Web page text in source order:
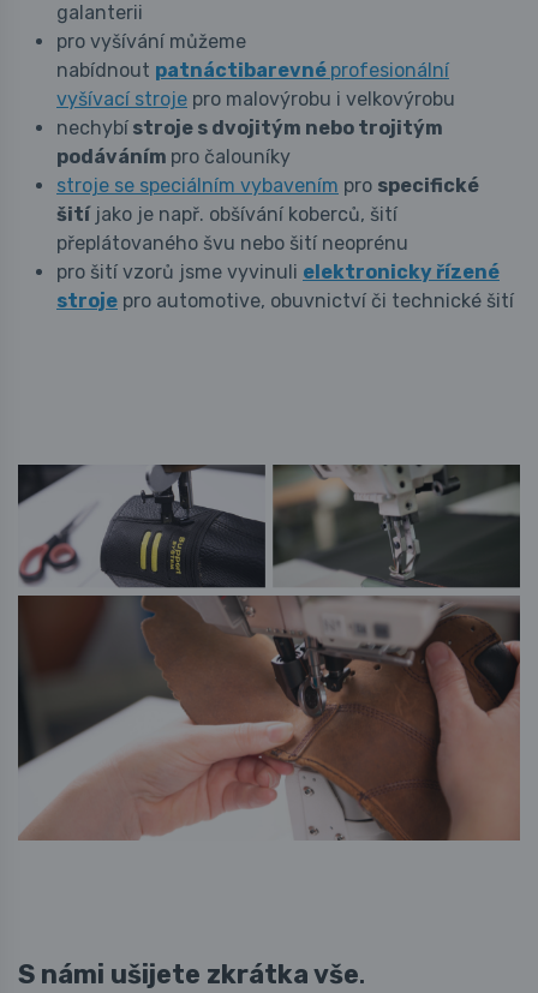
galanterii
pro vyšívání můžeme
nabídnout patnáctibarevné profesionální
vyšívací stroje pro malovýrobu i velkovýrobu
nechybí stroje s dvojitým nebo trojitým
podáváním pro čalouníky
stroje se speciálním vybavením pro specifické
šití jako je např. obšívání koberců, šití
přeplátovaného švu nebo šití neoprénu
pro šití vzorů jsme vyvinuli elektronicky řízené
stroje pro automotive, obuvnictví či technické šití
S námi ušijete zkrátka vše.